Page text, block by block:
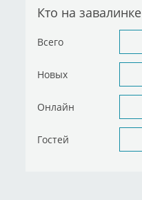
Кто на завалинке
Всего
Новых
Онлайн
Гостей